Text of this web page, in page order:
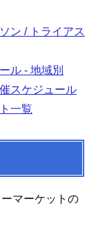
ン / トライアス
ル - 地域別
スケジュール
一覧
マーケットの